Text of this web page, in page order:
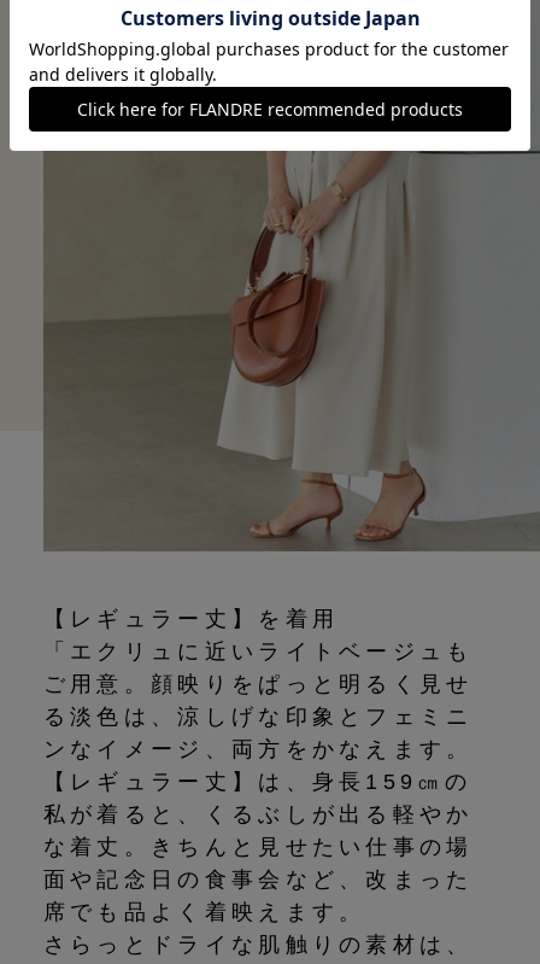
【レギュラー丈】を着用
「エクリュに近いライトベージュも
ご用意。顔映りをぱっと明るく見せ
る淡色は、涼しげな印象とフェミニ
ンなイメージ、両方をかなえます。
【レギュラー丈】は、身長159㎝の
私が着ると、くるぶしが出る軽やか
な着丈。きちんと見せたい仕事の場
面や記念日の食事会など、改まった
席でも品よく着映えます。
さらっとドライな肌触りの素材は、